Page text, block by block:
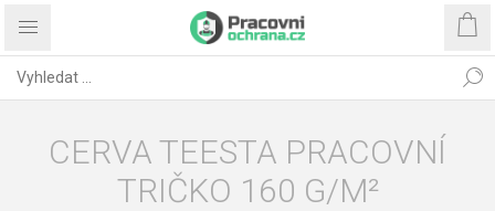
CERVA TEESTA PRACOVNÍ
TRIČKO 160 G/M²